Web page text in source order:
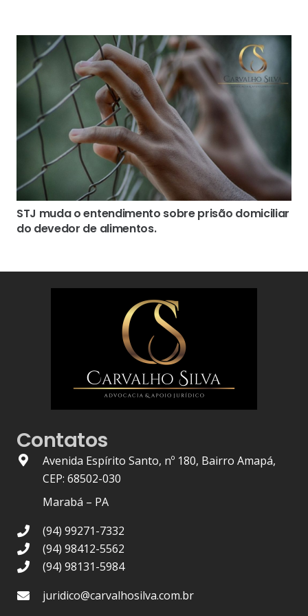
STJ muda o entendimento sobre prisão domiciliar
do devedor de alimentos.
Contatos
Avenida Espírito Santo, nº 180, Bairro Amapá,
CEP: 68502-030
Marabá – PA
(94) 99271-7332
(94) 98412-5562
(94) 98131-5984
juridico@carvalhosilva.com.br